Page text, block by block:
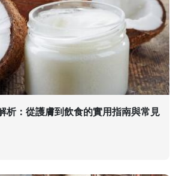
析：從護膚到飲食的實用指南與常見